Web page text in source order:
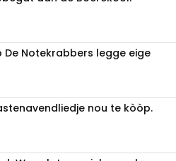
De Notekrabbers legge eige
nou te kòòp.